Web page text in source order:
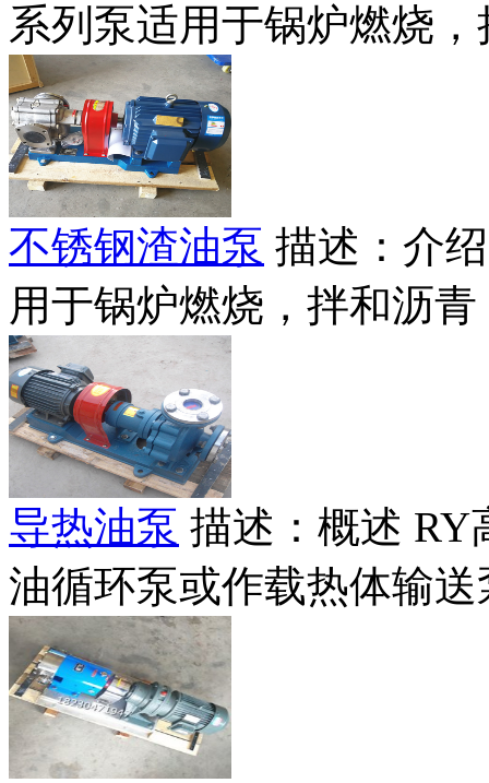
系列泵适用于锅炉燃烧
不锈钢渣油泵 描述：介
用于锅炉燃烧，拌和沥青
导热油泵 描述：概述 RY
油循环泵或作载热体输送